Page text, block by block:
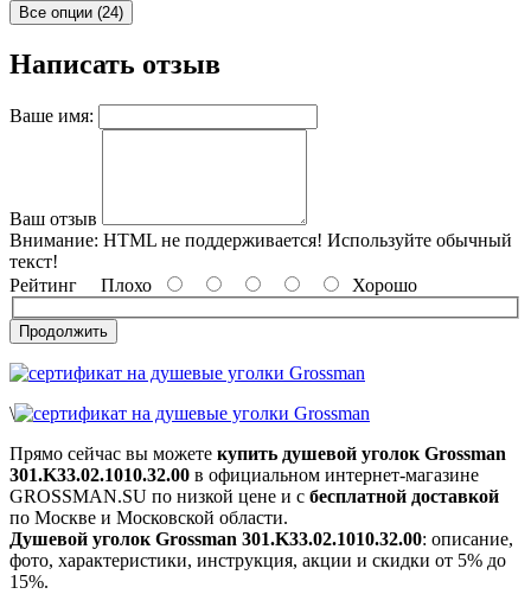
Все опции (24)
Написать отзыв
Ваше имя:
Ваш отзыв
Внимание: HTML не поддерживается! Используйте обычный
текст!
Рейтинг Плохо Хорошо
Продолжить
\
Прямо сейчас вы можете купить душевой уголок Grossman
301.K33.02.1010.32.00 в официальном интернет-магазине
GROSSMAN.SU по низкой цене и с бесплатной доставкой
по Москве и Московской области.
Душевой уголок Grossman 301.K33.02.1010.32.00: описание,
фото, характеристики, инструкция, акции и скидки от 5% до
15%.